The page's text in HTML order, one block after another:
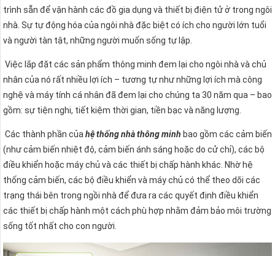
trình sẵn để vận hành các đồ gia dụng và thiết bị điện tử ở trong ngôi
nhà. Sự tự động hóa của ngôi nhà đặc biệt có ích cho người lớn tuổi
và người tàn tật, những người muốn sống tự lập.
Việc lắp đặt các sản phẩm thông minh đem lại cho ngôi nhà và chủ
nhân của nó rất nhiều lợi ích – tương tự như những lợi ích mà công
nghệ và máy tính cá nhân đã đem lại cho chúng ta 30 năm qua – bao
gồm: sự tiện nghi, tiết kiệm thời gian, tiền bạc và năng lượng.
Các thành phần của hệ thống nhà thông minh bao gồm các cảm biến
(như cảm biến nhiệt độ, cảm biến ánh sáng hoặc do cử chỉ), các bộ
điều khiển hoặc máy chủ và các thiết bị chấp hành khác. Nhờ hệ
thống cảm biến, các bộ điều khiển và máy chủ có thể theo dõi các
trạng thái bên trong ngồi nhà để đưa ra các quyết định điều khiển
các thiết bị chấp hành một cách phù hợp nhằm đảm bảo môi trường
sống tốt nhất cho con người.